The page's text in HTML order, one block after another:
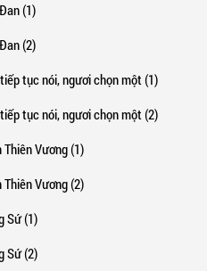
(1)
(2)
tục nói, ngươi chọn một (1)
tục nói, ngươi chọn một (2)
Vương (1)
Vương (2)
Sứ (1)
Sứ (2)